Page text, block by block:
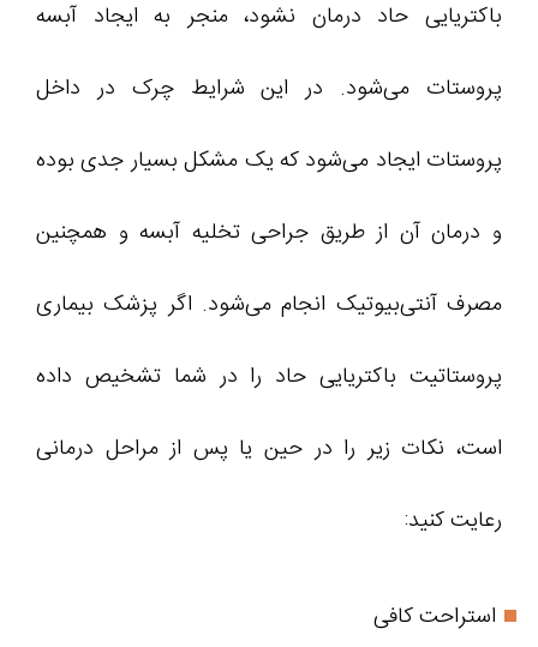
باکتریایی حاد درمان نشود، منجر به ایجاد آبسه
پروستات می‌شود. در این شرایط چرک در داخل
پروستات ایجاد می‌شود که یک مشکل بسیار جدی بوده
و درمان آن از طریق جراحی تخلیه آبسه و همچنین
مصرف آنتی‌بیوتیک انجام می‌شود. اگر پزشک بیماری
پروستاتیت باکتریایی حاد را در شما تشخیص داده
است، نکات زیر را در حین یا پس از مراحل درمانی
رعایت کنید:
استراحت کافی